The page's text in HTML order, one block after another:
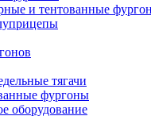
и тентованные
тягачи
фургоны
оборудование